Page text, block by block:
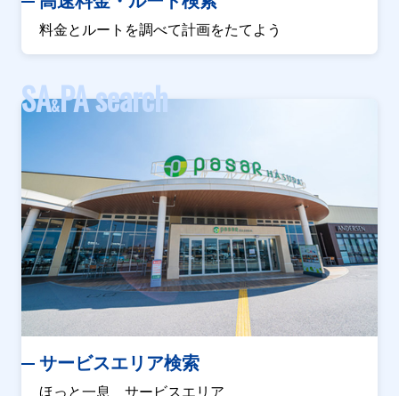
料金とルートを調べて計画をたてよう
SA&PA search
サービスエリア検索
ほっと一息 サービスエリア